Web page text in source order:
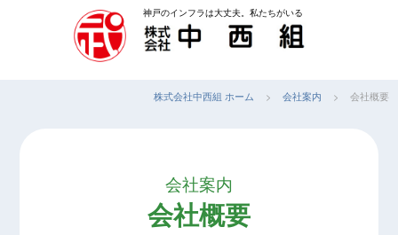
神戸のインフラは大丈夫。私たちがいる
株式会社中西組 ホーム > 会社案内 > 会社概要
会社案内
会社概要